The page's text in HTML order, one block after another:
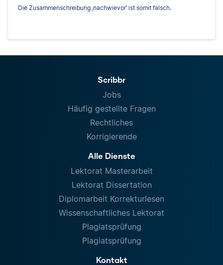
Die Zusammenschreibung ‚nachwievor‘ ist somit falsch.
Scribbr
Jobs
Häufig gestellte Fragen
Rechtliches
Korrigierende
Alle Dienste
Lektorat Masterarbeit
Lektorat Dissertation
Diplomarbeit Korrekturlesen
Wissenschaftliches Lektorat
Plagiatsprüfung
Plagiatsprüfung
Kontakt